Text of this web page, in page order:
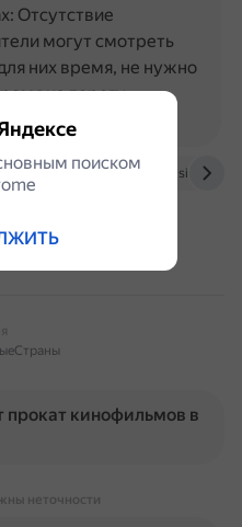
blog.rt.ru
Отсутствие
могут смотреть
них время, не нужно
на дорогу.
прокат кинофильмов в
неточности
поиском